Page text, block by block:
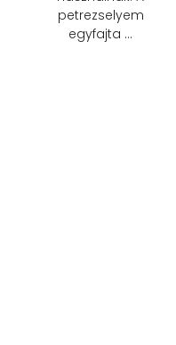
petrezselyem
egyfajta …